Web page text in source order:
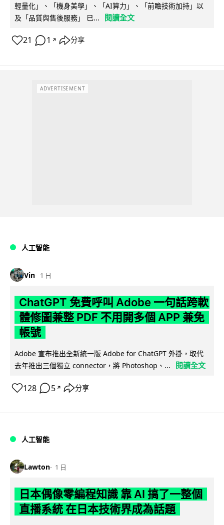
輕量化」、「機身美學」、「AI算力」、「前瞻技術加持」以
及「品質與售後服務」 已...
閱讀全文
21 1 ↗ 分享
ADVERTISEMENT
人工智能
Vin 1 日
ChatGPT 免費呼叫 Adobe 一句話跨軟
體修圖兼整 PDF 不用開多個 APP 兼免
帳號
Adobe 宣布推出全新統一版 Adobe for ChatGPT 外掛，取代
去年推出三個獨立 connector，將 Photoshop、...
閱讀全文
128 5 ↗ 分享
人工智能
Lawton 1 日
日本偶像零編程知識 靠 AI 搞了一整個
直播系統 在日本技術界成為話題